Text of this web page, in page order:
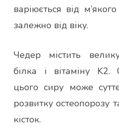
варіюється від
залежно від віку.
Чедер містить
білка і вітаміну K2.
цього сиру може
розвитку остеопорозу
кісток.